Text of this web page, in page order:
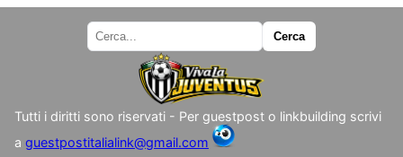
Tutti i diritti sono riservati - Per guestpost o linkbuilding scrivi
a guestpostitalialink@gmail.com